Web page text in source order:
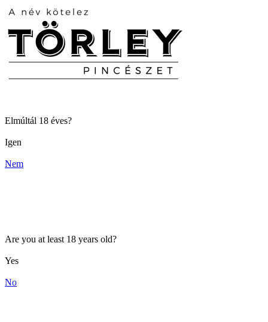
Elmúltál 18 éves?
Igen
Nem
Are you at least 18 years old?
Yes
No